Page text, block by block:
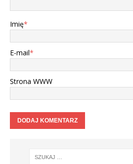
Imię*
E-mail*
Strona WWW